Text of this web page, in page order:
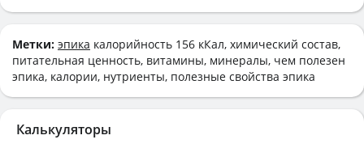
Метки: эпика калорийность 156 кКал, химический состав,
питательная ценность, витамины, минералы, чем полезен
эпика, калории, нутриенты, полезные свойства эпика
Калькуляторы